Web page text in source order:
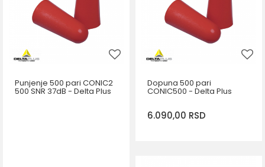
Punjenje 500 pari CONIC2
500 SNR 37dB - Delta Plus
Dopuna 500 pari
CONIC500 - Delta Plus
6.090,00 RSD